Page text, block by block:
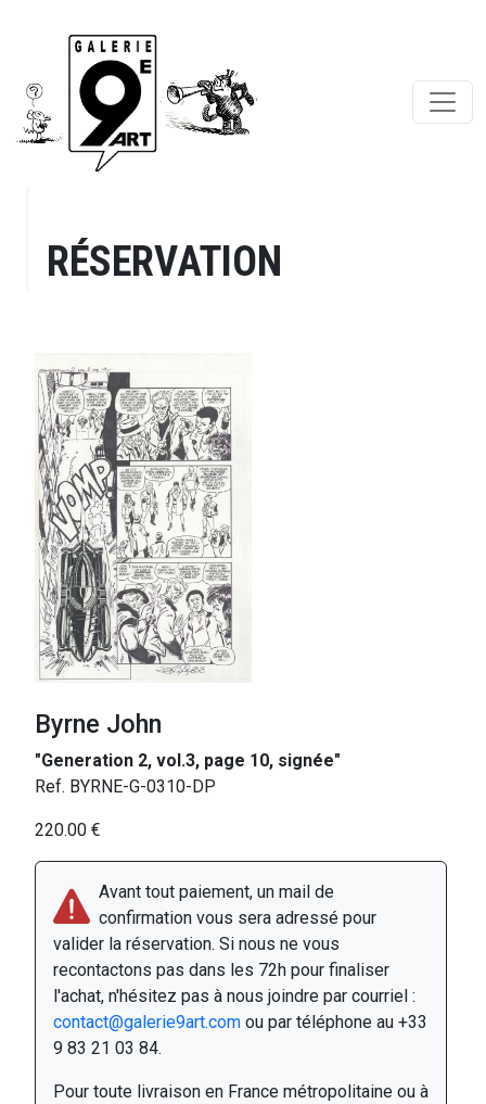
RÉSERVATION
Byrne John
"Generation 2, vol.3, page 10, signée"
Ref. BYRNE-G-0310-DP
220.00 €
Avant tout paiement, un mail de
confirmation vous sera adressé pour
valider la réservation. Si nous ne vous
recontactons pas dans les 72h pour finaliser
l'achat, n'hésitez pas à nous joindre par courriel :
contact@galerie9art.com ou par téléphone au +33
9 83 21 03 84.
Pour toute livraison en France métropolitaine ou à